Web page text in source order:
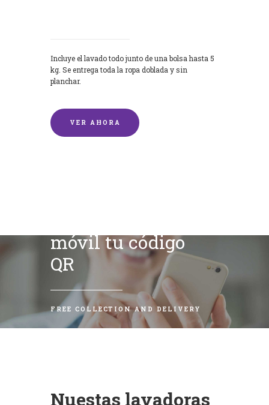
Incluye el lavado todo junto de una bolsa hasta 5
kg. Se entrega toda la ropa doblada y sin
planchar.
VER AHORA
móvil tu código
QR
FREE COLLECTION AND DELIVERY
Nuestas lavadoras